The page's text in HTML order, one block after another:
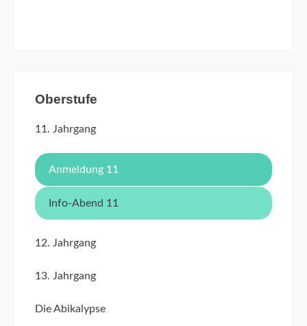
Oberstufe
11. Jahrgang
Anmeldung 11
Info-Abend 11
12. Jahrgang
13. Jahrgang
Die Abikalypse